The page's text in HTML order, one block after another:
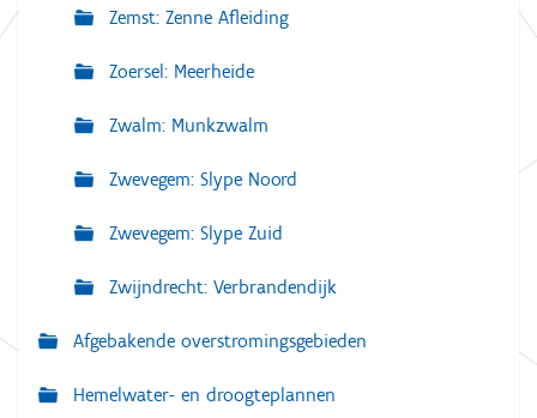
Zemst: Zenne Afleiding
Zoersel: Meerheide
Zwalm: Munkzwalm
Zwevegem: Slype Noord
Zwevegem: Slype Zuid
Zwijndrecht: Verbrandendijk
Afgebakende overstromingsgebieden
Hemelwater- en droogteplannen